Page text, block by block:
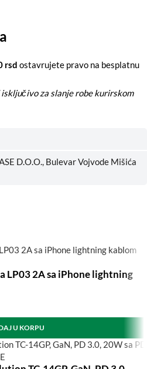
rsd ostavrujete pravo na besplatnu
za slanje robe kurirskom
D.O.O., Bulevar Vojvode Mišića
LP03 2A sa iPhone lightning
U KORPU